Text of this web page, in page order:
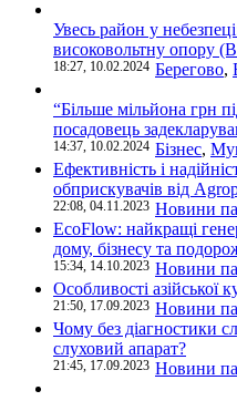
Увесь район у
високовольтну опору
18:27, 10.02.2024 Берегово,
“Більше мільйона грн
посадовець
14:37, 10.02.2024 Бізнес,
Ефективність і
обприскувачів від
22:08, 04.11.2023 Новини
EcoFlow: найкращі
дому, бізнесу та
15:34, 14.10.2023 Новини
Особливості азійської
21:50, 17.09.2023 Новини
Чому без діагностики
слуховий апарат?
21:45, 17.09.2023 Новини